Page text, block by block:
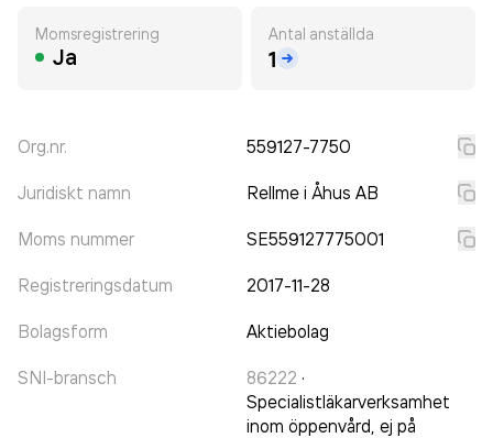
Momsregistrering
Ja
Antal anställda
1
Org.nr. 559127-7750
Juridiskt namn Rellme i Åhus AB
Moms nummer SE559127775001
Registreringsdatum 2017-11-28
Bolagsform Aktiebolag
SNI-bransch 86222 ·
Specialistläkarverksamhet
inom öppenvård, ej på